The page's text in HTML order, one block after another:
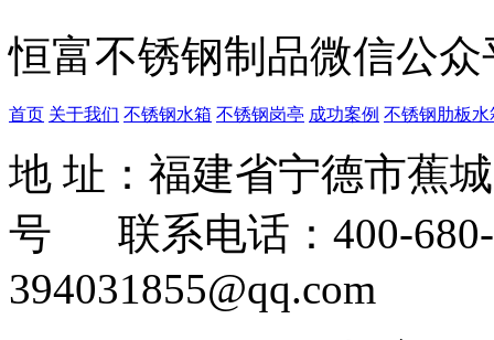
恒富不锈钢制品微信公众
首页 关于我们 不锈钢水箱 不锈钢岗亭 成功案例 不锈钢肋板水
地 址：福建省宁德市蕉
号 联系电话：400-
394031855@qq.com